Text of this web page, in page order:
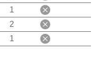
1
2
1